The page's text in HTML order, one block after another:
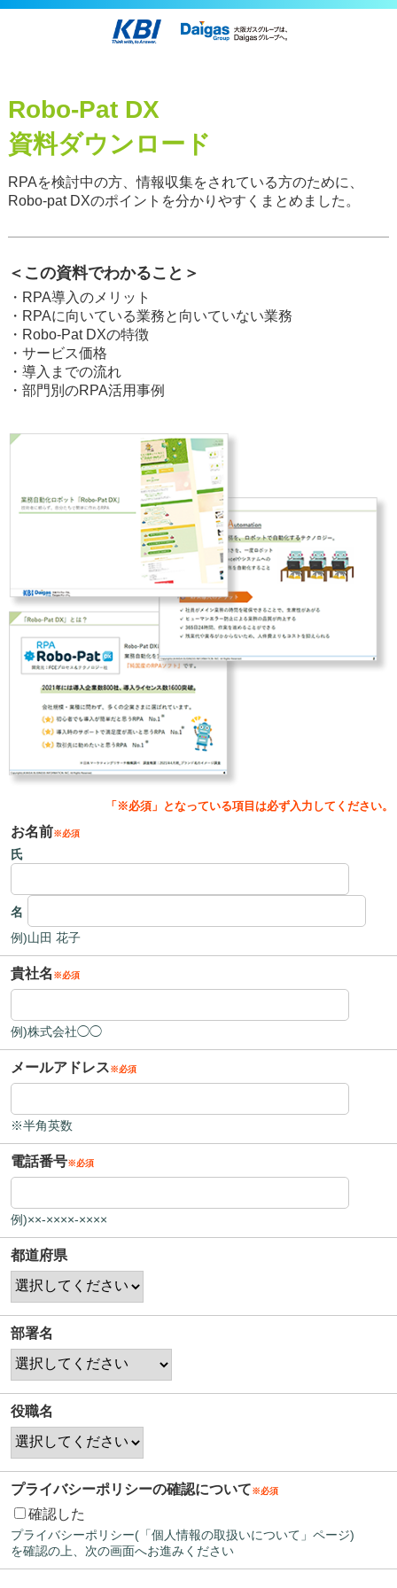
Robo-Pat DX
資料ダウンロード
RPAを検討中の方、情報収集をされている方のために、
Robo-pat DXのポイントを分かりやすくまとめました。
＜この資料でわかること＞
・RPA導入のメリット
・RPAに向いている業務と向いていない業務
・Robo-Pat DXの特徴
・サービス価格
・導入までの流れ
・部門別のRPA活用事例
お名前
氏
名
例)山田 花子
貴社名
例)株式会社◯◯
メールアドレス
※半角英数
電話番号
例)××-××××-××××
都道府県
部署名
役職名
プライバシーポリシーの確認について
確認した
プライバシーポリシー(「個人情報の取扱いについて」ページ)
を確認の上、次の画面へお進みください